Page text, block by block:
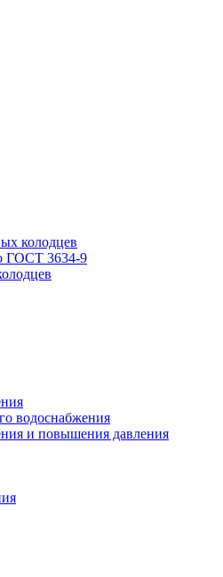
колодцев
ГОСТ 3634-9
водоснабжения
и повышения давления